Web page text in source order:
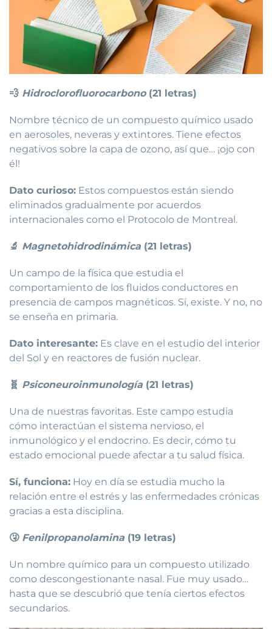
💨 Hidroclorofluorocarbono(21 letras)
Nombre técnico de un compuesto químico usado
en aerosoles, neveras y extintores. Tiene efectos
negativos sobre la capa de ozono, así que… ¡ojo con
él!
Dato curioso: Estos compuestos están siendo
eliminados gradualmente por acuerdos
internacionales como el Protocolo de Montreal.
🔬 Magnetohidrodinámica (21 letras)
Un campo de la física que estudia el
comportamiento de los fluidos conductores en
presencia de campos magnéticos. Sí, existe. Y no, no
se enseña en primaria.
Dato interesante: Es clave en el estudio del interior
del Sol y en reactores de fusión nuclear.
🧬 Psiconeuroinmunología (21 letras)
Una de nuestras favoritas. Este campo estudia
cómo interactúan el sistema nervioso, el
inmunológico y el endocrino. Es decir, cómo tu
estado emocional puede afectar a tu salud física.
Sí, funciona: Hoy en día se estudia mucho la
relación entre el estrés y las enfermedades crónicas
gracias a esta disciplina.
🤧 Fenilpropanolamina (19 letras)
Un nombre químico para un compuesto utilizado
como descongestionante nasal. Fue muy usado…
hasta que se descubrió que tenía ciertos efectos
secundarios.